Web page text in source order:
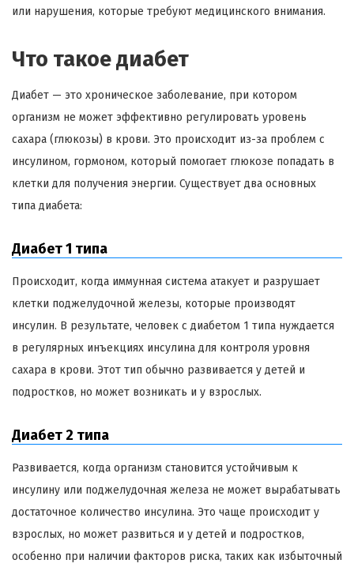
или нарушения, которые требуют медицинского внимания.
Что такое диабет
Диабет — это хроническое заболевание, при котором
организм не может эффективно регулировать уровень
сахара (глюкозы) в крови. Это происходит из-за проблем с
инсулином, гормоном, который помогает глюкозе попадать в
клетки для получения энергии. Существует два основных
типа диабета:
Диабет 1 типа
Происходит, когда иммунная система атакует и разрушает
клетки поджелудочной железы, которые производят
инсулин. В результате, человек с диабетом 1 типа нуждается
в регулярных инъекциях инсулина для контроля уровня
сахара в крови. Этот тип обычно развивается у детей и
подростков, но может возникать и у взрослых.
Диабет 2 типа
Развивается, когда организм становится устойчивым к
инсулину или поджелудочная железа не может вырабатывать
достаточное количество инсулина. Это чаще происходит у
взрослых, но может развиться и у детей и подростков,
особенно при наличии факторов риска, таких как избыточный